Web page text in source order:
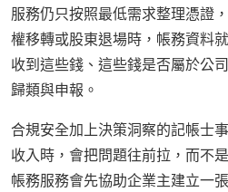
服務仍只按照最低需求整理憑證
權移轉或股東退場時，帳務資料
收到這些錢、這些錢是否屬於公
歸類與申報。
合規安全加上決策洞察的記帳士
收入時，會把問題往前拉，而不
帳務服務會先協助企業主建立一